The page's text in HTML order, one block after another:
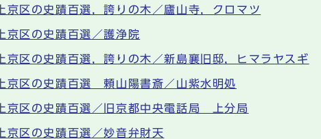
上京区の史蹟百選，誇りの木／廬山寺，クロマツ
上京区の史蹟百選／護浄院
上京区の史蹟百選，誇りの木／新島襄旧邸，ヒマラヤスギ
上京区の史蹟百選 頼山陽書斎／山紫水明処
上京区の史蹟百選／旧京都中央電話局 上分局
上京区の史蹟百選／妙音弁財天